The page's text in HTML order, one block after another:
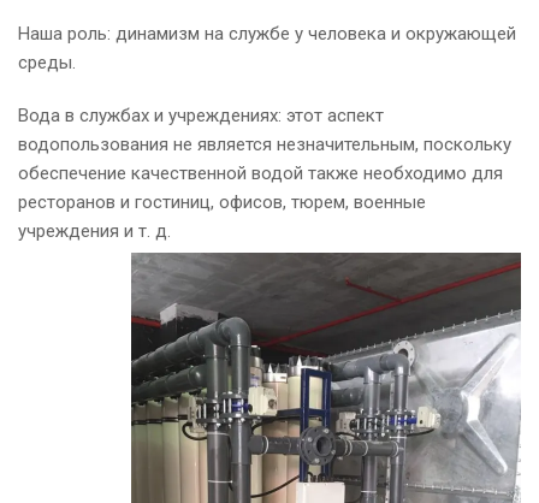
Наша роль: динамизм на службе у человека и окружающей
среды.
Вода в службах и учреждениях: этот аспект
водопользования не является незначительным, поскольку
обеспечение качественной водой также необходимо для
ресторанов и гостиниц, офисов, тюрем, военные
учреждения и т. д.